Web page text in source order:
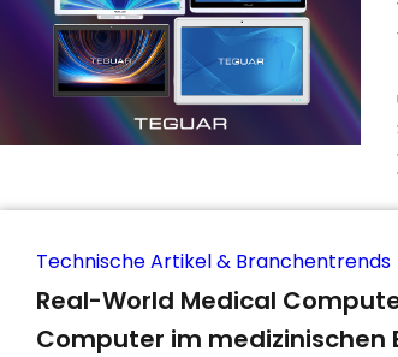
Technische Artikel & Branchentrends
Real-World Medical
Computer im medizinischen